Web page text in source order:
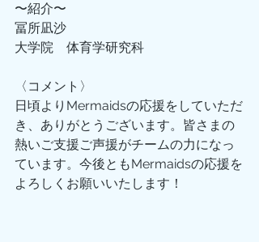
〜紹介〜
冨所凪沙
大学院　体育学研究科
〈コメント〉
日頃よりMermaidsの応援をしていただ
き、ありがとうございます。皆さまの
熱いご支援ご声援がチームの力になっ
ています。今後ともMermaidsの応援を
よろしくお願いいたします！